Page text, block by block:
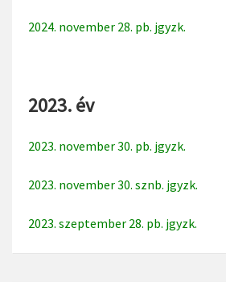
2024. november 28. pb. jgyzk.
2023. év
2023. november 30. pb. jgyzk.
2023. november 30. sznb. jgyzk.
2023. szeptember 28. pb. jgyzk.